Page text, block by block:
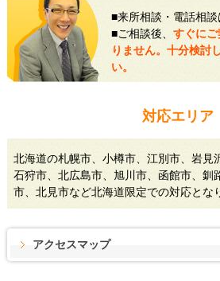
■来所相談・電話相談
■ご相談後、 すぐに
りません。十分検討
い。
対応エリア
北海道の札幌市、小樽市、江別市、岩見
石狩市、北広島市、旭川市、函館市、釧
市、北見市など北海道限定での対応とな
アクセスマップ